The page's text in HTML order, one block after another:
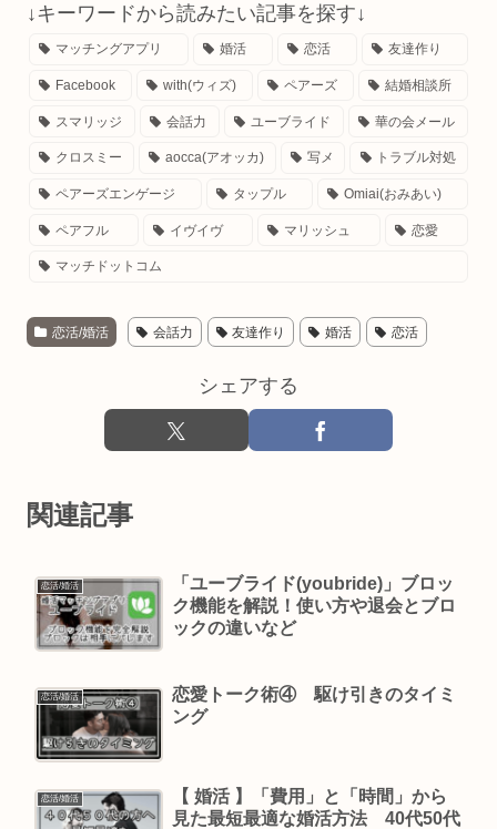
↓キーワードから読みたい記事を探す↓
マッチングアプリ 婚活 恋活 友達作り
Facebook with(ウィズ) ペアーズ 結婚相談所
スマリッジ 会話力 ユーブライド 華の会メール
クロスミー aocca(アオッカ) 写メ トラブル対処
ペアーズエンゲージ タップル Omiai(おみあい)
ペアフル イヴイヴ マリッシュ 恋愛
マッチドットコム
恋活/婚活 会話力 友達作り 婚活 恋活
シェアする
関連記事
恋活/婚活
「ユーブライド(youbride)」ブロッ
ク機能を解説！使い方や退会とブロ
ックの違いなど
恋活/婚活
恋愛トーク術④ 駆け引きのタイミ
ング
恋活/婚活
【 婚活 】「費用」と「時間」から
見た最短最適な婚活方法 40代50代